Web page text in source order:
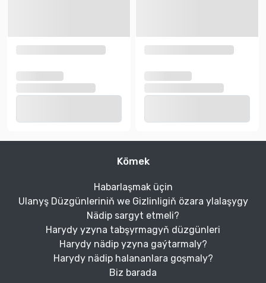
Kömek
Habarlaşmak üçin
Ulanyş Düzgünleriniň we Gizlinligiň özara ylalaşygy
Nädip sargyt etmeli?
Harydy yzyna tabşyrmagyň düzgünleri
Harydy nädip yzyna gaýtarmaly?
Harydy nädip halananlara goşmaly?
Biz barada